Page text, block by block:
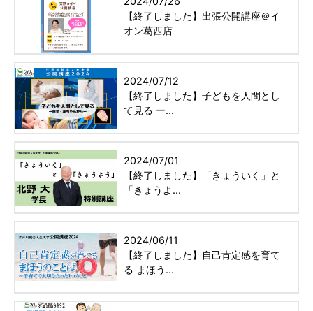
【終了しました】出張公開講座＠イ
オン葛西店
2024/07/12
【終了しました】子どもを人間とし
て見る ー...
2024/07/01
【終了しました】「きょういく」と
「きょうよ...
2024/06/11
【終了しました】自己肯定感を育て
る まほう...